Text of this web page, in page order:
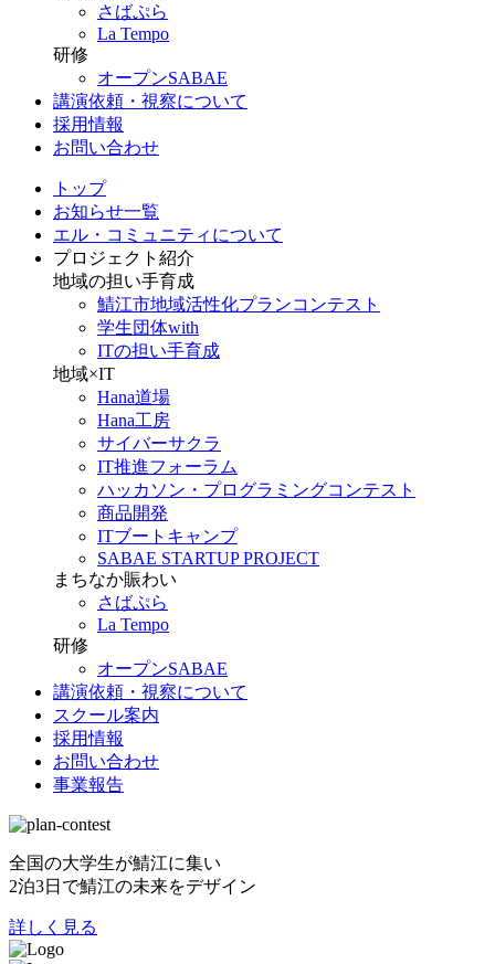
さばぷら
La Tempo
研修
オープンSABAE
講演依頼・視察について
採用情報
お問い合わせ
トップ
お知らせ一覧
エル・コミュニティについて
プロジェクト紹介
地域の担い手育成
鯖江市地域活性化プランコンテスト
学生団体with
ITの担い手育成
地域×IT
Hana道場
Hana工房
サイバーサクラ
IT推進フォーラム
ハッカソン・プログラミングコンテスト
商品開発
ITブートキャンプ
SABAE STARTUP PROJECT
まちなか賑わい
さばぷら
La Tempo
研修
オープンSABAE
講演依頼・視察について
スクール案内
採用情報
お問い合わせ
事業報告
全国の大学生が鯖江に集い
2泊3日で鯖江の未来をデザイン
詳しく見る